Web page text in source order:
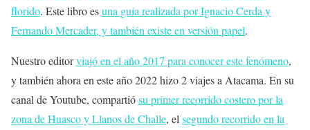
florido. Este libro esuna guía realizada por Ignacio Cerda y
Fernando Mercader, y también existe en versión papel.
Nuestro editorviajó en el año 2017 para conocer este fenómeno,
y también ahora en este año 2022 hizo 2 viajes a Atacama. En su
canal de Youtube, compartiósu primer recorrido costero por la
zona de Huasco y Llanos de Challe, el segundo recorrido en la